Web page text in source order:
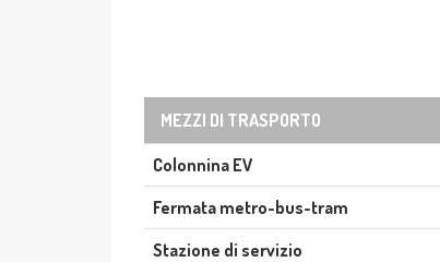
MEZZI DI TRASPORTO
Colonnina EV
Fermata metro-bus-tram
Stazione di servizio